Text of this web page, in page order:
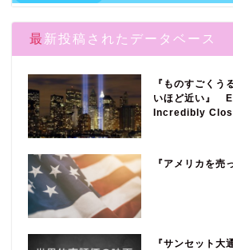
最新投稿されたデータベース
『ものすごくう
いほど近い』
Incredibly
『アメリカを
『サンセット